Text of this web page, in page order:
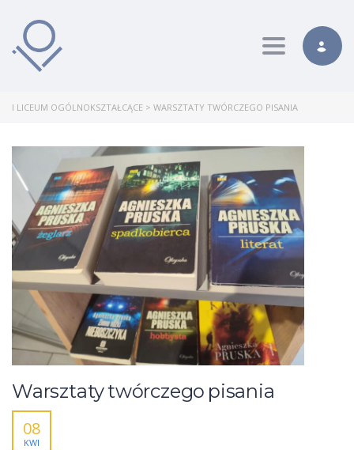
Toggle
I LICEUM OGÓLNOKSZTAŁCĄCE > WARSZTATY TWÓRCZEGO PISANIA
Warsztaty twórczego pisania
08
KWI